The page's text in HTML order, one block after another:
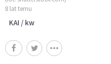
8 lat temu
KAI / kw